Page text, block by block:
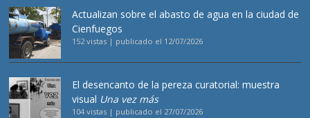
Actualizan sobre el abasto de agua en la ciudad de
Cienfuegos
152 vistas | publicado el 12/07/2026
El desencanto de la pereza curatorial: muestra
visual Una vez más
104 vistas | publicado el 27/07/2026